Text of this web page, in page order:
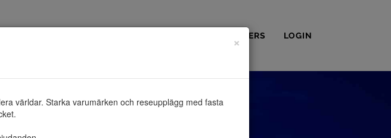
PARTNERS LOGIN
×
världar. Starka varumärken och reseupplägg med fasta